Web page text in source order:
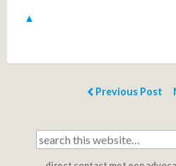
▲
Previous Post